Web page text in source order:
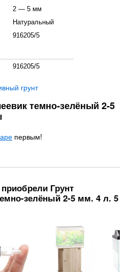
2 — 5 мм
Натуральный
916205/5
916205/5
грунт
темно-зелёный 2-5
первым!
Грунт
зелёный 2-5 мм. 4 л. 5